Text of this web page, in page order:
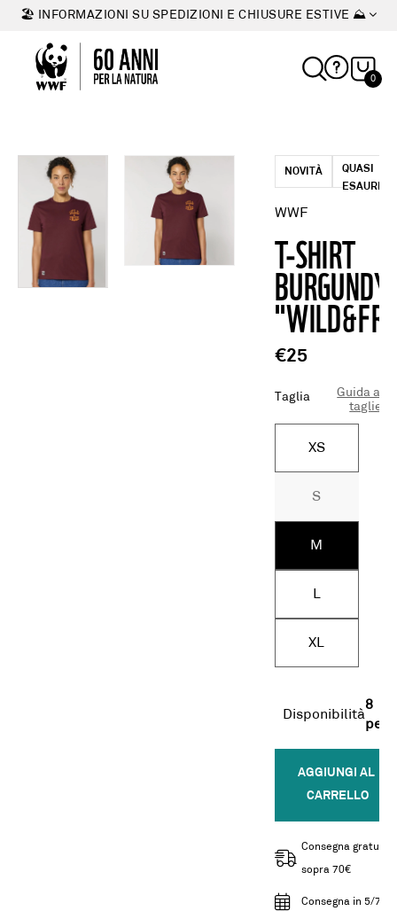
🏖 INFORMAZIONI SU SPEDIZIONI E CHIUSURE ESTIVE ⛰
0
NOVITÀ
QUASI
ESAURITO
WWF
T-SHIRT
BURGUNDY
€25
Taglia
Guida alle
taglie
XS
S
M
L
XL
Disponibilità
8
AGGIUNGI AL
CARRELLO
Consegna gratuita
sopra 70€
Consegna in 5/7gg